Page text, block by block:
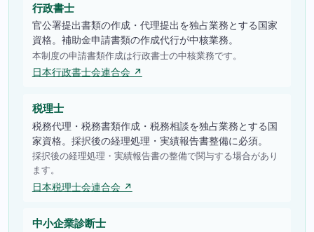
行政書士
官公署提出書類の作成・代理提出を独占業務とする国家
資格。補助金申請書類の作成代行が中核業務。
本制度の申請書類作成は行政書士の中核業務です。
日本行政書士会連合会 ↗
税理士
税務代理・税務書類作成・税務相談を独占業務とする国
家資格。採択後の経理処理・実績報告書整備に必須。
採択後の経理処理・実績報告書の整備で関与する場合があり
ます。
日本税理士会連合会 ↗
中小企業診断士